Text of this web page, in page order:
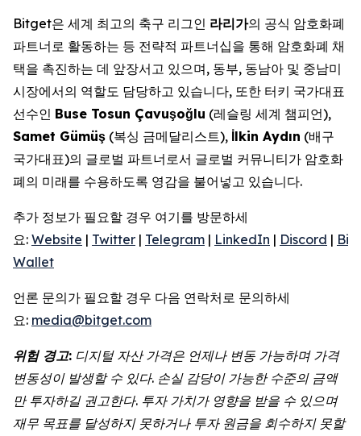
Bitget은 세계 최고의 축구 리그인 라리가의 공식 암호화폐
파트너로 활동하는 등 전략적 파트너십을 통해 암호화폐 채
택을 촉진하는 데 앞장서고 있으며, 동부, 동남아 및 중남미
시장에서의 역할도 담당하고 있습니다, 또한 터키 국가대표
선수인 Buse Tosun Çavuşoğlu (레슬링 세계 챔피언),
Samet Gümüş (복싱 금메달리스트), İlkin Aydın (배구
국가대표)의 글로벌 파트너로서 글로벌 커뮤니티가 암호화
폐의 미래를 수용하도록 영감을 불어넣고 있습니다.
추가 정보가 필요할 경우 여기를 방문하세
요: Website | Twitter | Telegram | LinkedIn | Discord |
Wallet
언론 문의가 필요할 경우 다음 연락처로 문의하세
요: media@bitget.com
위험 경고: 디지털 자산 가격은 언제나 변동 가능하며 가격
변동성이 발생할 수 있다. 손실 감당이 가능한 수준의 금액
만 투자하길 권고한다. 투자 가치가 영향을 받을 수 있으며
재무 목표를 달성하지 못하거나 투자 원금을 회수하지 못할